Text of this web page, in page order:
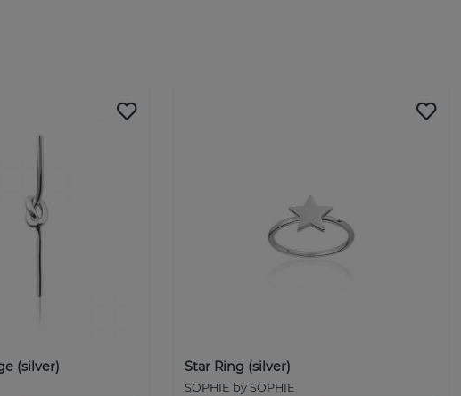
(silver) Star Ring (silver)
SOPHIE by SOPHIE